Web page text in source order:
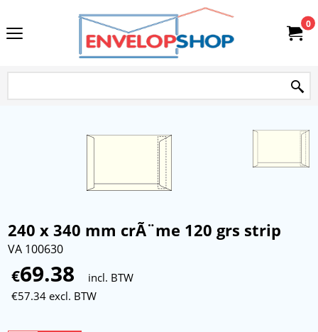
0
240 x 340 mm crÃ¨me 120 grs strip
VA 100630
€69.38
incl. BTW
€57.34 excl. BTW